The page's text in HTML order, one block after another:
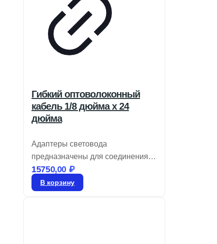
Гибкий оптоволоконный
кабель 1/8 дюйма x 24
дюйма
Адаптеры световода
предназначены для соединения
низкопрофильных волоконно-
оптических линейных
15750,00 ₽
В корзину